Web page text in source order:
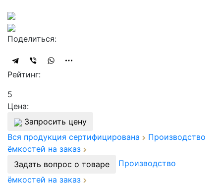
Поделиться:
Рейтинг:
5
Цена:
Запросить цену
Вся продукция сертифицирована
Производство
ёмкостей на заказ
Задать вопрос о товаре
Производство
ёмкостей на заказ